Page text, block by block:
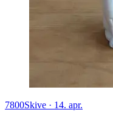
7800Skive · 14. apr.